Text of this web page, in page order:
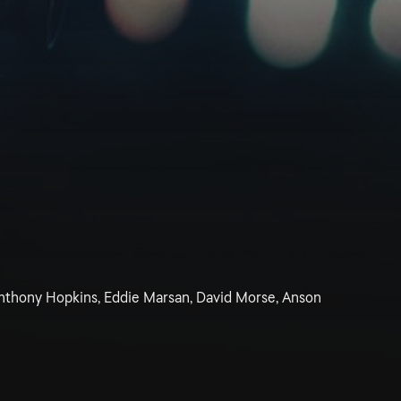
Hopkins, Eddie Marsan, David Morse, Anson